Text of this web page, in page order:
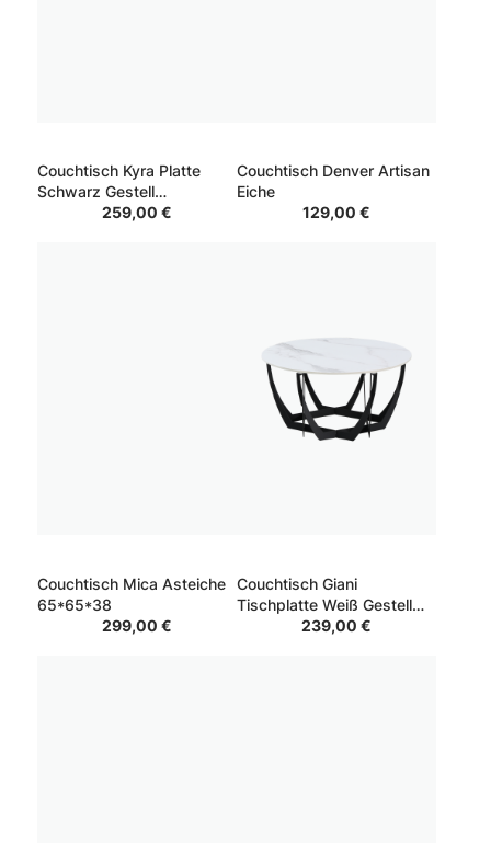
Couchtisch Kyra Platte
Schwarz Gestell
Dunkelgrau 80*120*40
259,00 €
Couchtisch Denver Artisan
Eiche
129,00 €
Couchtisch Mica Asteiche
65*65*38
299,00 €
Couchtisch Giani
Tischplatte Weiß Gestell
Schwarz 80*80*40
239,00 €